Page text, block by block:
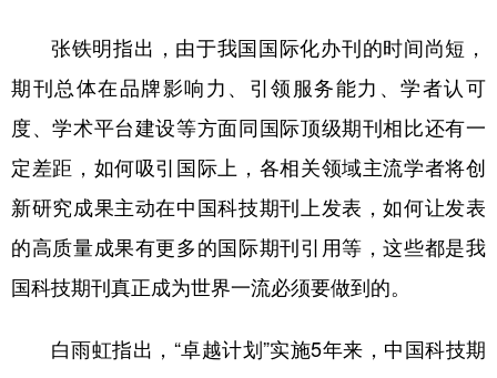
张铁明指出，由于我国国际化办刊的时间尚短，
期刊总体在品牌影响力、引领服务能力、学者认可
度、学术平台建设等方面同国际顶级期刊相比还有一
定差距，如何吸引国际上，各相关领域主流学者将创
新研究成果主动在中国科技期刊上发表，如何让发表
的高质量成果有更多的国际期刊引用等，这些都是我
国科技期刊真正成为世界一流必须要做到的。
白雨虹指出，“卓越计划”实施5年来，中国科技期